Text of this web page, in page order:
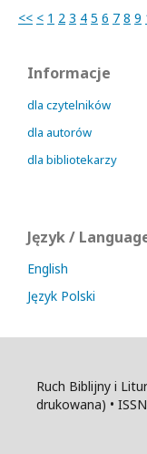
<< < 1 2 3 4 5 6 7 8 9
Informacje
dla czytelników
dla autorów
dla bibliotekarzy
Język /
English
Język Polski
Ruch Biblijny i
drukowana) •